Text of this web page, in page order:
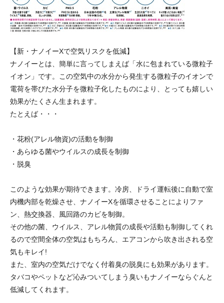
【新・ナノイーXで空気リスクを低減】
ナノイーとは、簡単に言ってしまえば「水に包まれている微粒子
イオン」です。この空気中の水分から発生する微粒子のイオンで
電荷を帯びた水分子を微粒子化したものにより、とっても嬉しい
効果がたくさん生まれます。
たとえば・・・
・花粉(アレル物資)の活動を制御
・あらゆる菌やウイルスの成長を制御
・脱臭
このような効果が期待できます。冷房、ドライ運転後に自動で室
内機内部を乾燥させ、ナノイーXを循環させることによりファ
ン、熱交換器、風回路のカビを制御。
その他の菌、ウイルス、アレル物質の成長や活動も制御してくれ
るので空間全体の空気はもちろん、エアコンから吹き出される空
気もキレイ!
また、室内の空気だけでなく付着臭の脱臭にも効果があります。
タバコやペットなど沁みついてしまう臭いもナノイーならぐんと
低減してくれます。